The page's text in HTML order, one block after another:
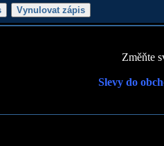
Změňte
Slevy do